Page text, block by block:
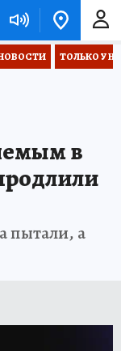
ТОЛЬКО У
в
пытали, а